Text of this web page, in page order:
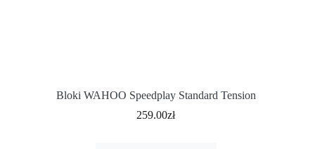
Bloki WAHOO Speedplay Standard Tension
259.00zł